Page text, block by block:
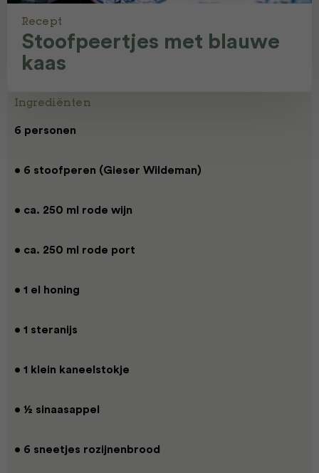
Recept
Stoofpeertjes met blauwe
kaas
Ingrediënten
6 personen
• 6 stoofperen (Gieser Wildeman)
• ca. 250 ml rode wijn
• ca. 250 ml rode port
• 1 el honing
• 1 steranijs
• 1 klein kaneelstokje
• ½ sinaasappel
• 6 sneetjes rozijnenbrood